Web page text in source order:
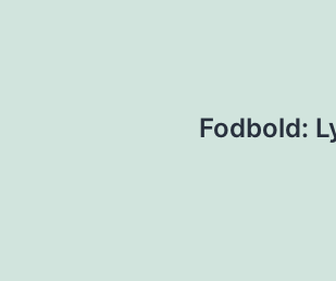
Fodbold: